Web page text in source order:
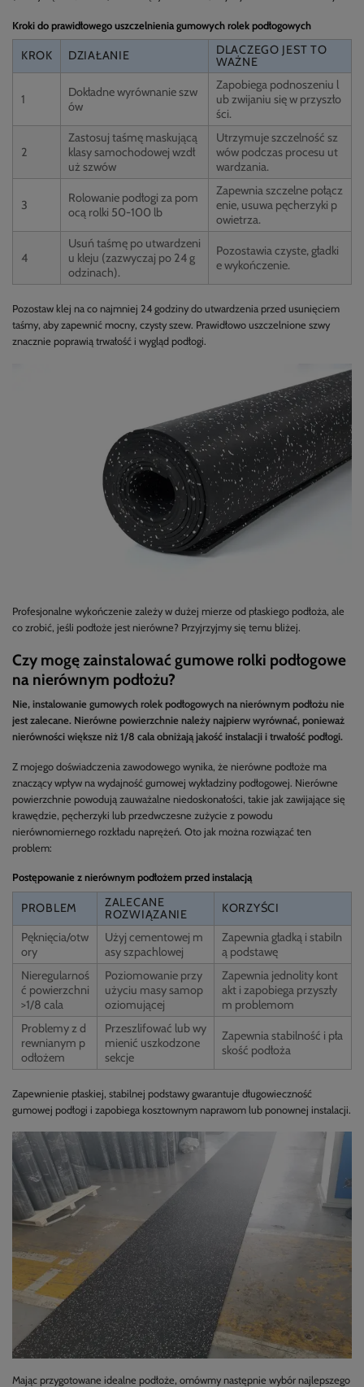
Kroki do prawidłowego uszczelnienia gumowych rolek podłogowych
KROK DZIAŁANIE
DLACZEGO JEST TO
WAŻNE
1
Dokładne wyrównanie szw
ów
Zapobiega podnoszeniu l
ub zwijaniu się w przyszło
ści.
2
Zastosuj taśmę maskującą
klasy samochodowej wzdł
uż szwów
Utrzymuje szczelność sz
wów podczas procesu ut
wardzania.
3
Rolowanie podłogi za pom
ocą rolki 50-100 lb
Zapewnia szczelne połącz
enie, usuwa pęcherzyki p
owietrza.
4
Usuń taśmę po utwardzeni
u kleju (zazwyczaj po 24 g
odzinach).
Pozostawia czyste, gładki
e wykończenie.
Pozostaw klej na co najmniej 24 godziny do utwardzenia przed usunięciem
taśmy, aby zapewnić mocny, czysty szew. Prawidłowo uszczelnione szwy
znacznie poprawią trwałość i wygląd podłogi.
Profesjonalne wykończenie zależy w dużej mierze od płaskiego podłoża, ale
co zrobić, jeśli podłoże jest nierówne? Przyjrzyjmy się temu bliżej.
Czy mogę zainstalować gumowe rolki podłogowe
na nierównym podłożu?
Nie, instalowanie gumowych rolek podłogowych na nierównym podłożu nie
jest zalecane. Nierówne powierzchnie należy najpierw wyrównać, ponieważ
nierówności większe niż 1/8 cala obniżają jakość instalacji i trwałość podłogi.
Z mojego doświadczenia zawodowego wynika, że nierówne podłoże ma
znaczący wpływ na wydajność gumowej wykładziny podłogowej. Nierówne
powierzchnie powodują zauważalne niedoskonałości, takie jak zawijające się
krawędzie, pęcherzyki lub przedwczesne zużycie z powodu
nierównomiernego rozkładu naprężeń. Oto jak można rozwiązać ten
problem:
Postępowanie z nierównym podłożem przed instalacją
PROBLEM
ZALECANE
ROZWIĄZANIE
KORZYŚCI
Pęknięcia/otw
ory
Użyj cementowej m
asy szpachlowej
Zapewnia gładką i stabiln
ą podstawę
Nieregularnoś
ć powierzchni
>1/8 cala
Poziomowanie przy
użyciu masy samop
oziomującej
Zapewnia jednolity kont
akt i zapobiega przyszły
m problemom
Problemy z d
rewnianym p
odłożem
Przeszlifować lub wy
mienić uszkodzone
sekcje
Zapewnia stabilność i pła
skość podłoża
Zapewnienie płaskiej, stabilnej podstawy gwarantuje długowieczność
gumowej podłogi i zapobiega kosztownym naprawom lub ponownej instalacji.
Mając przygotowane idealne podłoże, omówmy następnie wybór najlepszego